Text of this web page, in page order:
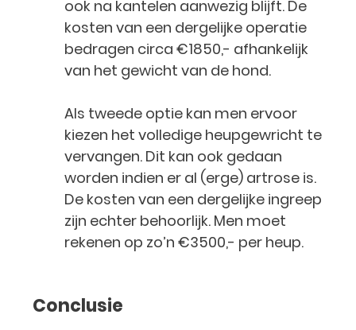
ook na kantelen aanwezig blijft. De
kosten van een dergelijke operatie
bedragen circa €1850,- afhankelijk
van het gewicht van de hond.
Als tweede optie kan men ervoor
kiezen het volledige heupgewricht te
vervangen. Dit kan ook gedaan
worden indien er al (erge) artrose is.
De kosten van een dergelijke ingreep
zijn echter behoorlijk. Men moet
rekenen op zo’n €3500,- per heup.
Conclusie